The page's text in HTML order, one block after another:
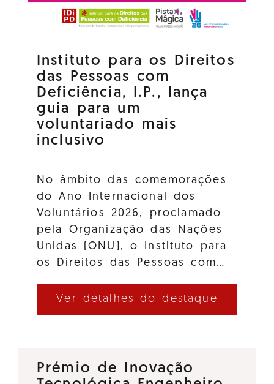
Instituto para os Direitos
das Pessoas com
Deficiência, I.P., lança
guia para um
voluntariado mais
inclusivo
No âmbito das comemorações
do Ano Internacional dos
Voluntários 2026, proclamado
pela Organização das Nações
Unidas (ONU), o Instituto para
os Direitos das Pessoas com…
Ver detalhes do destaque
Prémio de Inovação